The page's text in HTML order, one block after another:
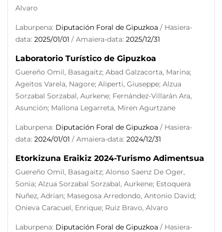
Alvaro
Laburpena: Diputación Foral de Gipuzkoa / Hasiera-
data: 2025/01/01 / Amaiera-data: 2025/12/31
Laboratorio Turístico de Gipuzkoa
Guereño Omil, Basagaitz; Abad Galzacorta, Marina;
Ageitos Varela, Nagore; Aliperti, Giuseppe; Alzua
Sorzabal Sorzabal, Aurkene; Fernández-Villarán Ara,
Asunción; Mallona Legarreta, Miren Agurtzane
Laburpena: Diputación Foral de Gipuzkoa / Hasiera-
data: 2024/01/01 / Amaiera-data: 2024/12/31
Etorkizuna Eraikiz 2024-Turismo Adimentsua
Guereño Omil, Basagaitz; Alonso Saenz De Oger,
Sonia; Alzua Sorzabal Sorzabal, Aurkene; Estoquera
Nuñez, Adrian; Masegosa Arredondo, Antonio David;
Onieva Caracuel, Enrique; Ruiz Bravo, Alvaro
Laburpena: Diputación Foral de Gipuzkoa / Hasiera-